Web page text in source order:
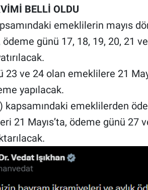
BELLİ OLDU
emeklilerin mayıs
günü 17, 18, 19, 20, 21
23 ve 24 olan emeklilere 21
yapılacak.
kapsamındaki emeklilerden
21 Mayıs’ta, ödeme günü 27